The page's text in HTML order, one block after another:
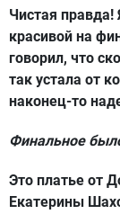
Чистая правда!
красивой на
говорил, что
так устала от
наконец-то
Финальное
Это платье от
Екатерины